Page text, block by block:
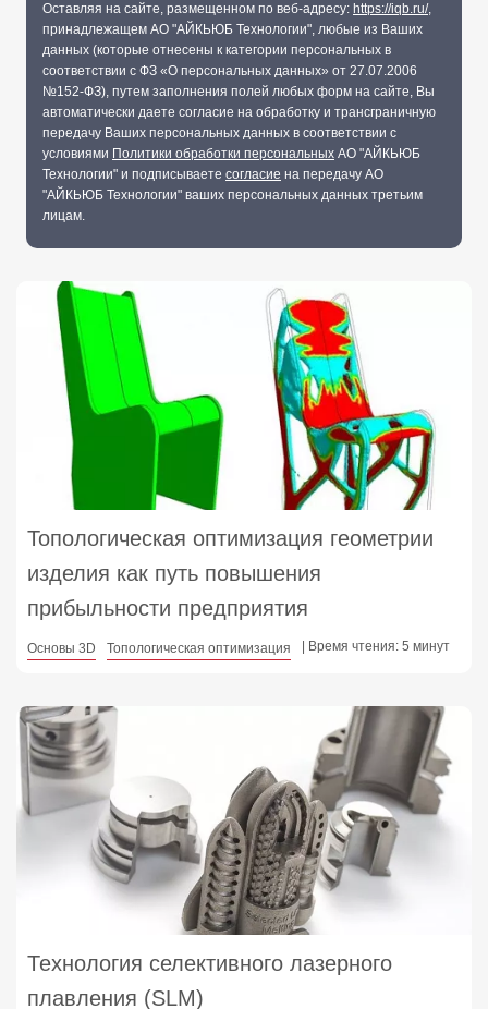
Оставляя на сайте, размещенном по веб-адресу: https://iqb.ru/,
принадлежащем АО "АЙКЬЮБ Технологии", любые из Ваших
данных (которые отнесены к категории персональных в
соответствии с ФЗ «О персональных данных» от 27.07.2006
№152-ФЗ), путем заполнения полей любых форм на сайте, Вы
автоматически даете согласие на обработку и трансграничную
передачу Ваших персональных данных в соответствии с
условиями Политики обработки персональных АО "АЙКЬЮБ
Технологии" и подписываете согласие на передачу АО
"АЙКЬЮБ Технологии" ваших персональных данных третьим
лицам.
Топологическая оптимизация геометрии
изделия как путь повышения
прибыльности предприятия
Основы 3D Топологическая оптимизация | Время чтения: 5 минут
Технология селективного лазерного
плавления (SLM)